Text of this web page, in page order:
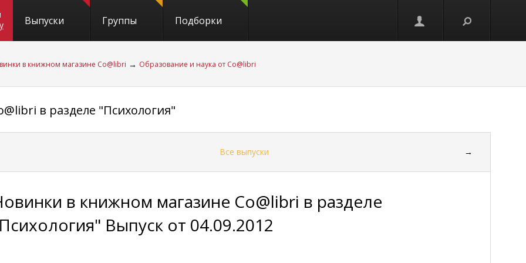
Выпуски Группы Подборки
в книжном магазине Co@libri → Образование и наука от Co@libri
в разделе "Психология"
Все выпуски →
в книжном магазине Co@libri в разделе
Выпуск от 04.09.2012